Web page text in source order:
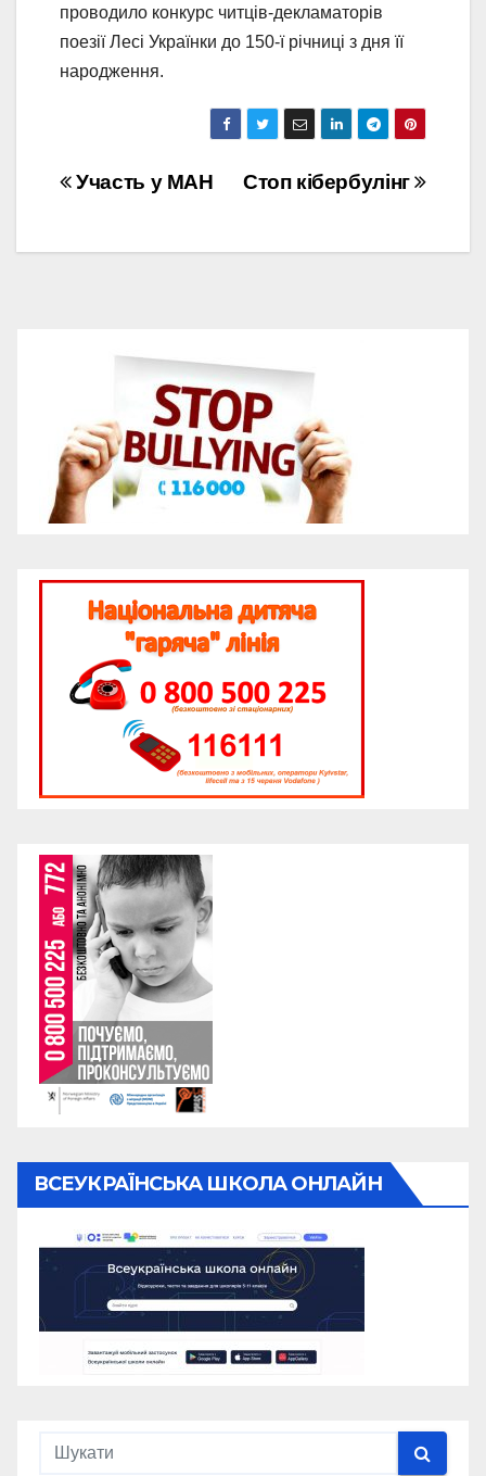
проводило конкурс читців-декламаторів
поезії Лесі Українки до 150-ї річниці з дня її
народження.
Навігація
Стоп кібербулінг
Участь у МАН
ВСЕУКРАЇНСЬКА ШКОЛА ОНЛАЙН